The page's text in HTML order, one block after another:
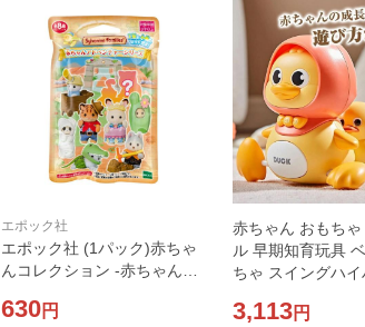
エポック社
エポック社 (1パック)赤ちゃ
んコレクション -赤ちゃんア
-15)シルバニアファミリー 返
630円
赤ちゃん おもちゃ
ル 早期知育玩具
ちゃ スイングハイ
ル親 ママ1羽 アヒ
3,113円